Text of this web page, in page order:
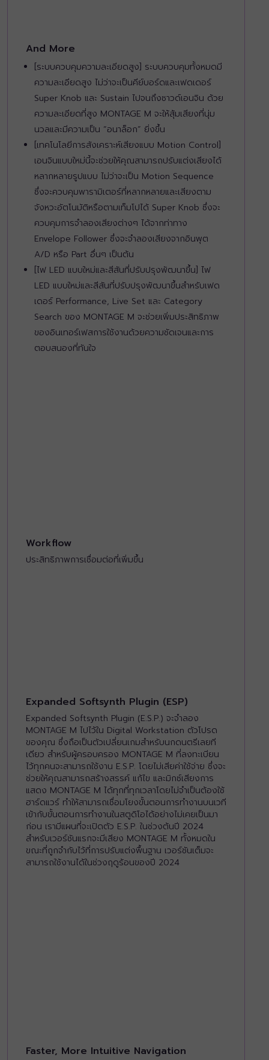
And More
[ระบบควบคุมความละเอียดสูง] ระบบควบคุมทั้งหมดมี
ความละเอียดสูง ไม่ว่าจะเป็นคีย์บอร์ดและเฟดเดอร์
Super Knob และ Sustain ไปจนถึงซาวด์เอนจิน ด้วย
ความละเอียดที่สูง MONTAGE M จะให้สุ้มเสียงที่นุ่ม
นวลและมีความเป็น “อนาล็อก” ยิ่งขึ้น
[เทคโนโลยีการสังเคราะห์เสียงแบบ Motion Control]
เอนจินแบบใหม่นี้จะช่วยให้คุณสามารถปรับแต่งเสียงได้
หลากหลายรูปแบบ ไม่ว่าจะเป็น Motion Sequence
ซึ่งจะควบคุมพารามิเตอร์ที่หลากหลายและเสียงตาม
จังหวะอัตโนมัติหรือตามเท็มโปได้ Super Knob ซึ่งจะ
ควบคุมการจำลองเสียงต่างๆ ได้จากท่าทาง
Envelope Follower ซึ่งจะจำลองเสียงจากอินพุต
A/D หรือ Part อื่นๆ เป็นต้น
[ไฟ LED แบบใหม่และสีสันที่ปรับปรุงพัฒนาขึ้น] ไฟ
LED แบบใหม่และสีสันที่ปรับปรุงพัฒนาขึ้นสำหรับเฟด
เดอร์ Performance, Live Set และ Category
Search ของ MONTAGE M จะช่วยเพิ่มประสิทธิภาพ
ของอินเทอร์เฟสการใช้งานด้วยความชัดเจนและการ
ตอบสนองที่ทันใจ
Workflow
ประสิทธิภาพการเชื่อมต่อที่เพิ่มขึ้น
Expanded Softsynth Plugin (ESP)
Expanded Softsynth Plugin (E.S.P.) จะจำลอง
MONTAGE M ไปไว้ใน Digital Workstation ตัวโปรด
ของคุณ ซึ่งถือเป็นตัวเปลี่ยนเกมสำหรับนกดนตรีเลยที
เดียว สำหรับผู้ครอบครอง MONTAGE M ที่ลงทะเบียน
ไว้ทุกคนจะสามารถใช้งาน E.S.P. โดยไม่เสียค่าใช้จ่าย ซึ่งจะ
ช่วยให้คุณสามารถสร้างสรรค์ แก้ไข และมิกซ์เสียงการ
แสดง MONTAGE M ได้ทุกที่ทุกเวลาโดยไม่จำเป็นต้องใช้
ฮาร์ดแวร์ ทำให้สามารถเชื่อมโยงขั้นตอนการทำงานบนเวที
เข้ากับขั้นตอนการทำงานในสตูดิโอได้อย่างไม่เคยเป็นมา
ก่อน เรามีแผนที่จะเปิดตัว E.S.P. ในช่วงต้นปี 2024
สำหรับเวอร์ชันแรกจะมีเสียง MONTAGE M ทั้งหมดใน
ขณะที่ถูกจำกับไว้ที่การปรับแต่งพื้นฐาน เวอร์ชันเต็มจะ
สามารถใช้งานได้ในช่วงฤดูร้อนของปี 2024
Faster, More Intuitive Navigation